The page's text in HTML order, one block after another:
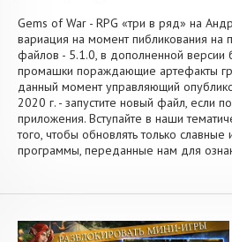
Gems of War - RPG «три в ряд» на
вариация на момент пибликования на
файлов - 5.1.0, в дополненной
промашки пораждающие артефакты
данный момент управляющий
2020 г. - запустите новый файл, если
приложения. Вступайте в наши
того, чтобы обновлять только
программы, переданные нам для